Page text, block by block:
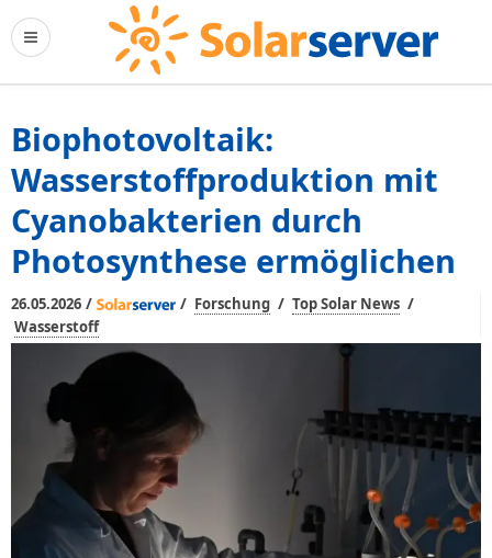
Biophotovoltaik:
Wasserstoffproduktion mit
Cyanobakterien durch
Photosynthese ermöglichen
26.05.2026 / / Forschung / Top Solar News /
Wasserstoff